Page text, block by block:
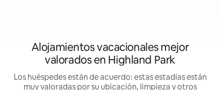
Alojamientos vacacionales mejor
valorados en Highland Park
Los huéspedes están de acuerdo: estas estadías están
muy valoradas por su ubicación, limpieza y otros